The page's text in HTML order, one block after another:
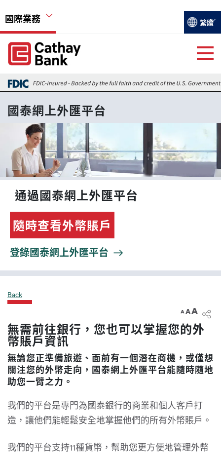
國際業務
Global Header Hierarchy Menu
Select
繁體
Global Header Hierarchy Menu
國際業務及融資
外匯交易
外匯市場最新訊息
香港分行
國泰網上外匯平台
通過國泰網上外匯平台
隨時查看外幣賬戶
登錄國泰網上外匯平台
Back
A
A A
無需前往銀行，您也可以掌握您的外
幣賬戶資訊
無論您正準備旅遊、面前有一個潛在商機，或僅想
關注您的外幣走向，國泰網上外匯平台能隨時隨地
助您一臂之力。
我們的平台是專門為國泰銀行的商業和個人客戶打
造，讓他們能輕鬆安全地掌握他們的所有外幣賬戶。
我們的平台支持11種貨幣，幫助您更方便地管理外幣